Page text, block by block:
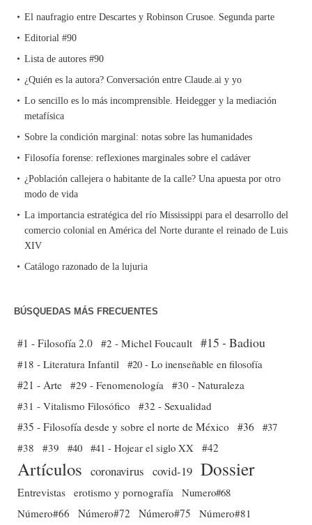
El naufragio entre Descartes y Robinson Crusoe. Segunda parte
Editorial #90
Lista de autores #90
¿Quién es la autora? Conversación entre Claude.ai y yo
Lo sencillo es lo más incomprensible. Heidegger y la mediación
metafísica
Sobre la condición marginal: notas sobre las humanidades
Filosofía forense: reflexiones marginales sobre el cadáver
¿Población callejera o habitante de la calle? Una apuesta por otro
modo de vida
La importancia estratégica del río Mississippi para el desarrollo del
comercio colonial en América del Norte durante el reinado de Luis
XIV
Catálogo razonado de la lujuria
BÚSQUEDAS MÁS FRECUENTES
#1 - Filosofía 2.0 #2 - Michel Foucault #15 - Badiou
#18 - Literatura Infantil #20 - Lo inenseñable en filosofía
#21 - Arte #29 - Fenomenología
#30 - Naturaleza
#31 - Vitalismo Filosófico
#32 - Sexualidad
#35 - Filosofía desde y sobre el norte de México #36 #37
#38
#39 #40 #41 - Hojear el siglo XX #42
Artículos coronavirus covid-19 Dossier
Entrevistas erotismo y pornografía
Numero#68
Número#66
Número#72 Número#75
Número#81